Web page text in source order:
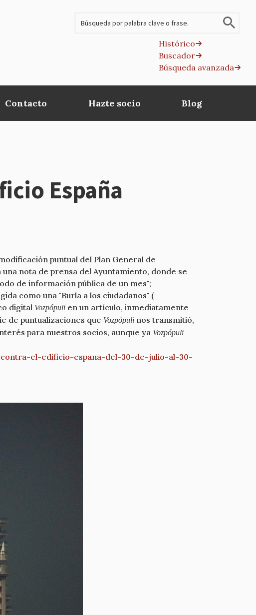
Histórico
Buscador
Búsqueda avanzada
Contacto Hazte socio Blog
España
puntual del Plan General de
nota de prensa del Ayuntamiento, donde se
de información pública de un mes";
como una "Burla a los ciudadanos" (
digital Vozpópuli en un artículo, inmediatamente
de puntualizaciones que Vozpópuli nos transmitió,
para nuestros socios, aunque ya Vozpópuli
contra-el-edificio-espana-del-30-de-julio-al-30-